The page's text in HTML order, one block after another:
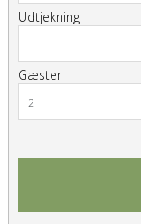
Udtjekning
Gæster
2